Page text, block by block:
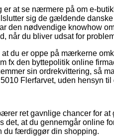
er at se nærmere på om e-
sig de gældende
den nødvendige knowhow
når du bliver udsat for
du er oppe på mærkerne
fx den byttepolitik online
sin ordrekvittering, så
Flerfarvet, uden hensyn
ret gavnlige chancer for
det, at du gennemgår online
du færdiggør din shopping.